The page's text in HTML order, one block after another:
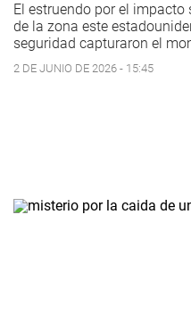
El estruendo por el
de la zona este
seguridad capturaron el
2 DE JUNIO DE 2026 - 15:45